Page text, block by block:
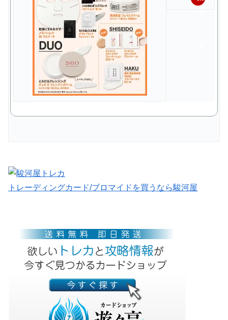
トレーディングカード/ブロマイドを買うなら駿河屋